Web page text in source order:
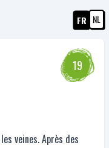
FR NL
19
veines. Après des